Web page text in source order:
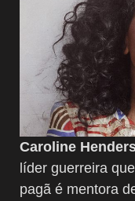
Caroline
líder guerreira
pagã é mentora